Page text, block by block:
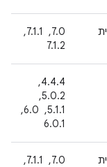
7.0, ‏ 7.1.1, ‏
7.1.2
4.4.4, ‏
5.0.2, ‏
5.1.1, ‏ 6.0, ‏
6.0.1
7.0, ‏ 7.1.1, ‏